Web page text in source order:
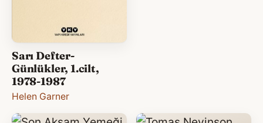
Sarı Defter-
Günlükler, 1.cilt,
1978-1987
Helen Garner